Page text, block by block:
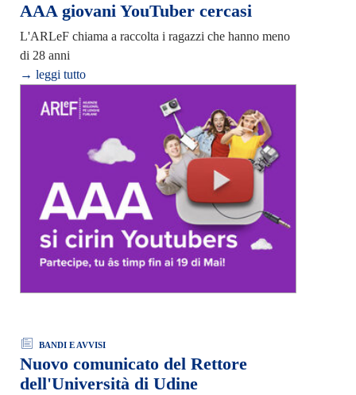
AAA giovani YouTuber cercasi
L'ARLeF chiama a raccolta i ragazzi che hanno meno
di 28 anni
→ leggi tutto
BANDI E AVVISI
Nuovo comunicato del Rettore
dell'Università di Udine